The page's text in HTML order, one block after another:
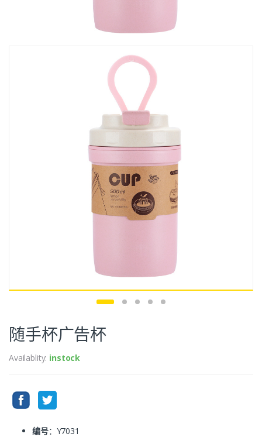
随手杯广告杯
Availablity: instock
编号：Y7031